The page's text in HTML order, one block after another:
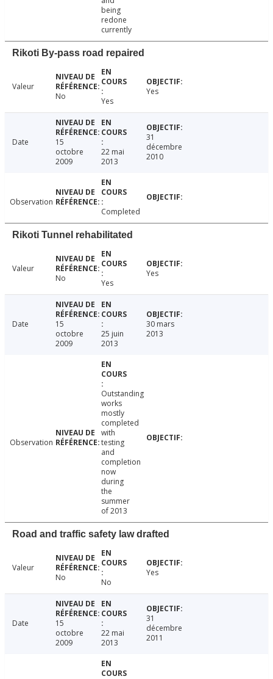
being
redone
currently
Rikoti By-pass road repaired
Valeur
No
Yes
Yes
Date
15
octobre
2009
22 mai
2013
31
décembre
2010
Observation
Completed
Rikoti Tunnel rehabilitated
Valeur
No
Yes
Yes
Date
15
octobre
2009
25 juin
2013
30 mars
2013
Observation
Outstanding
works
mostly
completed
with
testing
and
completion
now
during
the
summer
of 2013
Road and traffic safety law drafted
Valeur
No
No
Yes
Date
15
octobre
2009
22 mai
2013
31
décembre
2011